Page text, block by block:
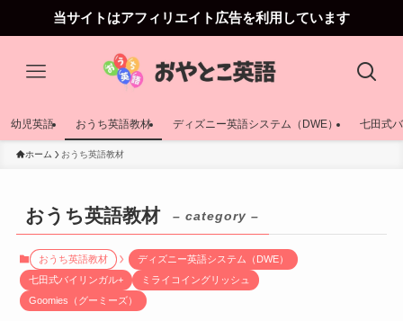
当サイトはアフィリエイト広告を利用しています
幼児英語 おうち英語教材 ディズニー英語システム（DWE） 七田式
ホーム おうち英語教材
おうち英語教材 – category –
おうち英語教材
ディズニー英語システム（DWE）
七田式バイリンガル+
ミライコイングリッシュ
Goomies（グーミーズ）